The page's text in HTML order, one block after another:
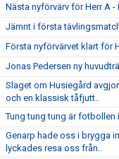
Nästa nyförvärv för Herr A -
Jämnt i första
Första nyförvärvet klart för
Jonas Pedersen ny
Slaget om Husiegård
och en klassisk tåfjutt..
Tung tung tung är fotbollen
Genarp hade oss i brygga
lyckades resa oss från..